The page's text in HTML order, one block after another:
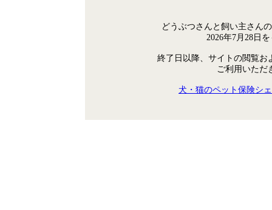
どうぶつさんと飼い主さん
2026年7月28日
終了日以降、サイトの閲覧お
ご利用いただ
犬・猫のペット保険シ